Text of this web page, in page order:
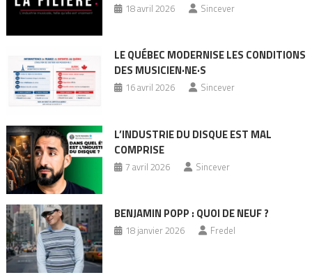
18 avril 2026 Sincever
LE QUÉBEC MODERNISE LES CONDITIONS
DES MUSICIEN·NE·S
16 avril 2026 Sincever
L’INDUSTRIE DU DISQUE EST MAL
COMPRISE
7 avril 2026 Sincever
BENJAMIN POPP : QUOI DE NEUF ?
18 janvier 2026 Fredel